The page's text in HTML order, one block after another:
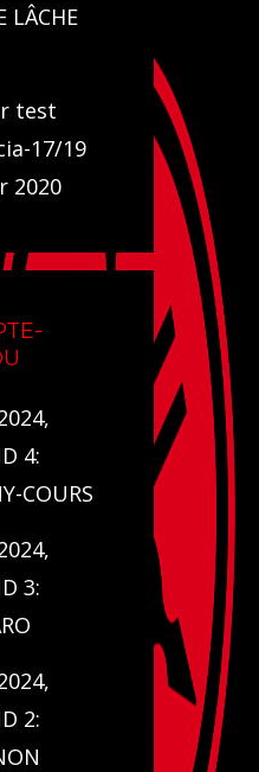
LÂCHE
test
17/19
2020
4:
COURS
3:
2: